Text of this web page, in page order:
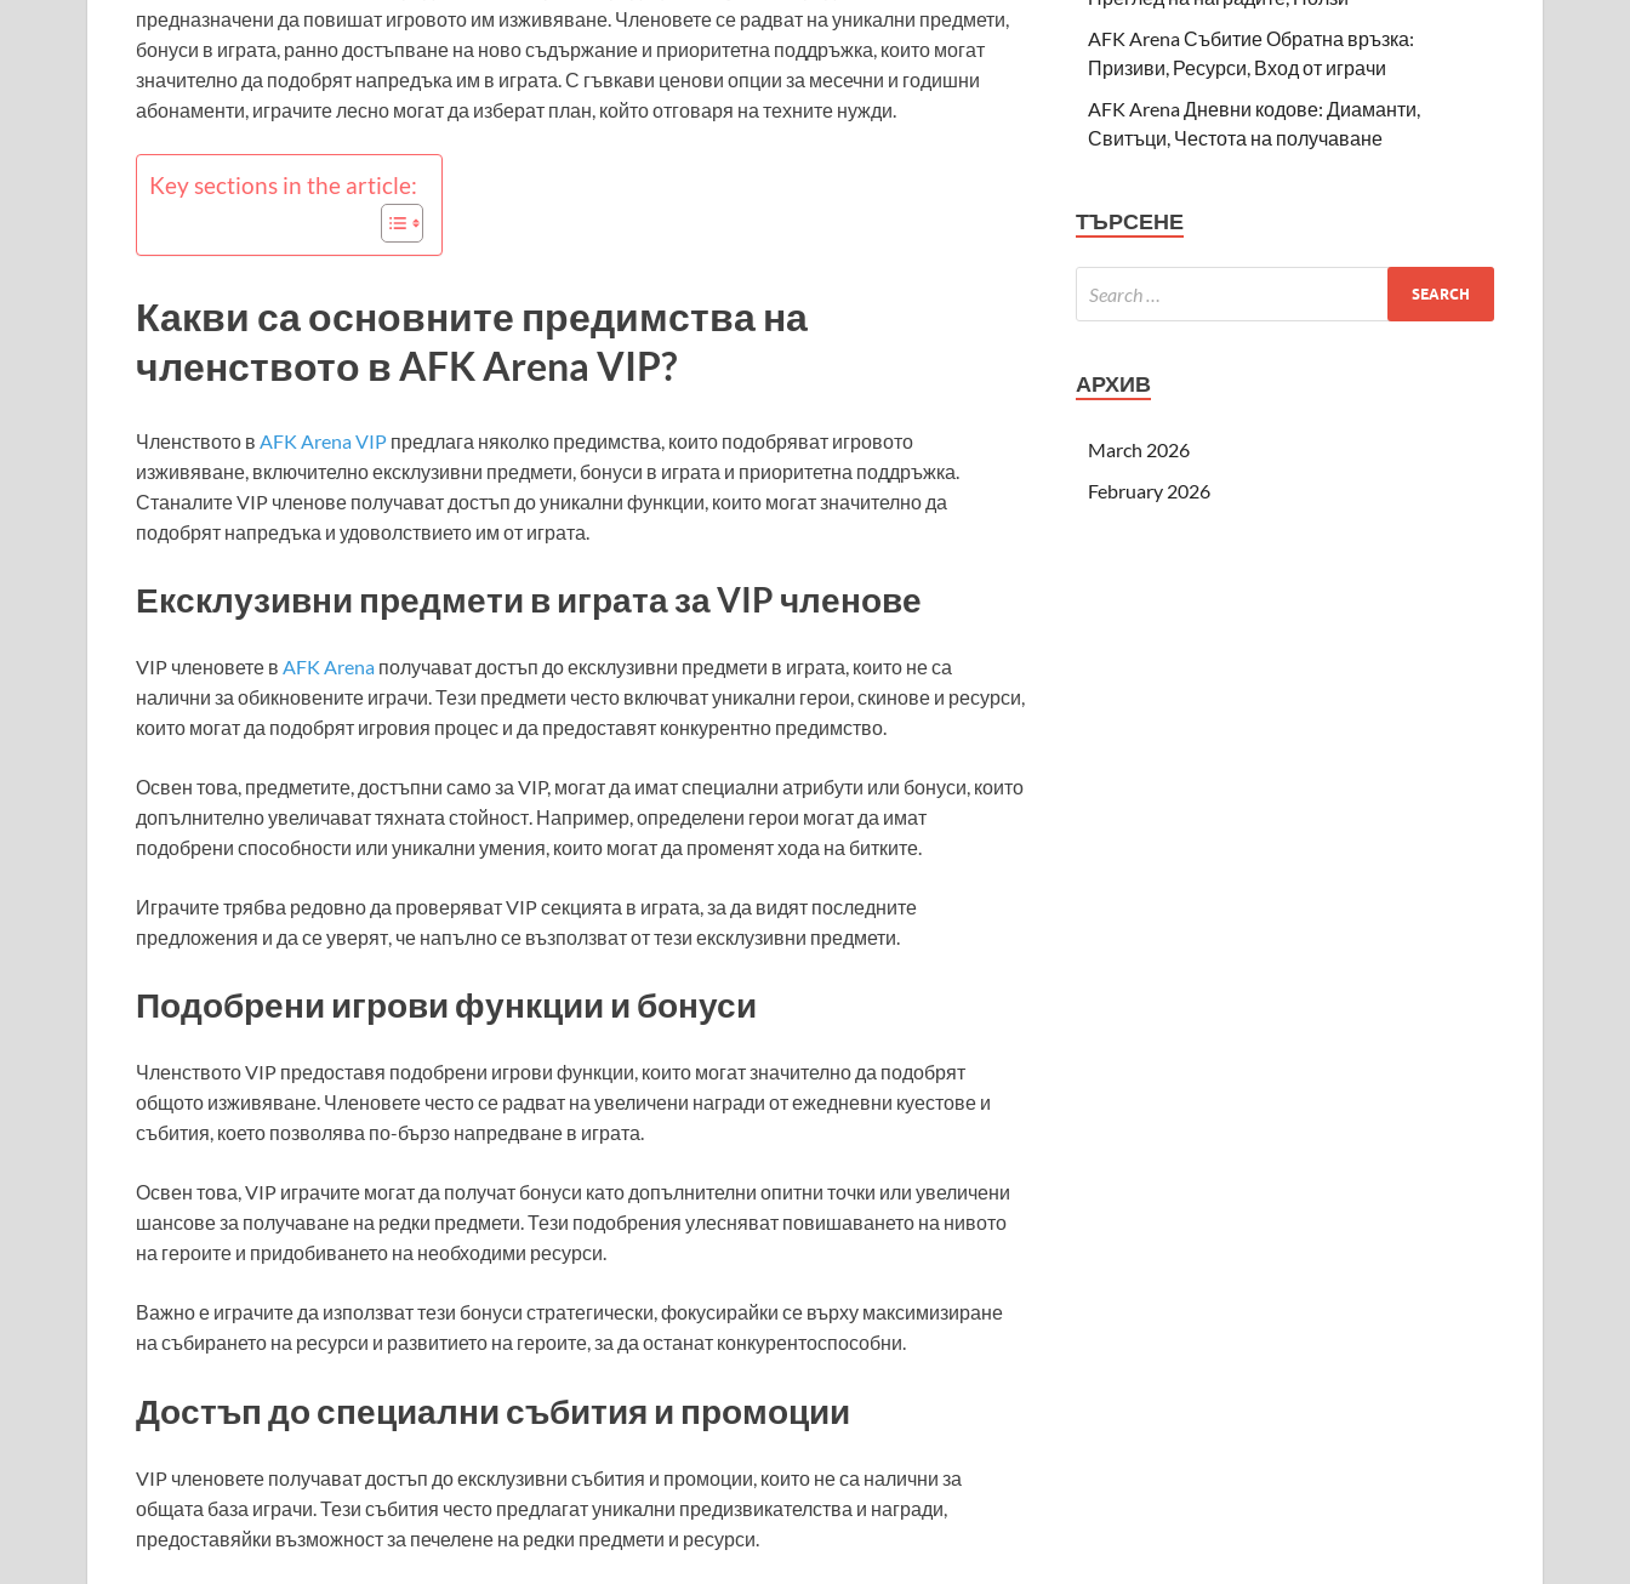
предназначени да повишат игровото им изживяване. Членовете се радват на уникални предмети,
бонуси в играта, ранно достъпване на ново съдържание и приоритетна поддръжка, които могат
значително да подобрят напредъка им в играта. С гъвкави ценови опции за месечни и годишни
абонаменти, играчите лесно могат да изберат план, който отговаря на техните нужди.
Key sections in the article:
Какви са основните предимства на
членството в AFK Arena VIP?
Членството в AFK Arena VIP предлага няколко предимства, които подобряват игровото
изживяване, включително ексклузивни предмети, бонуси в играта и приоритетна поддръжка.
Станалите VIP членове получават достъп до уникални функции, които могат значително да
подобрят напредъка и удоволствието им от играта.
Ексклузивни предмети в играта за VIP членове
VIP членовете в AFK Arena получават достъп до ексклузивни предмети в играта, които не са
налични за обикновените играчи. Тези предмети често включват уникални герои, скинове и ресурси,
които могат да подобрят игровия процес и да предоставят конкурентно предимство.
Освен това, предметите, достъпни само за VIP, могат да имат специални атрибути или бонуси, които
допълнително увеличават тяхната стойност. Например, определени герои могат да имат
подобрени способности или уникални умения, които могат да променят хода на битките.
Играчите трябва редовно да проверяват VIP секцията в играта, за да видят последните
предложения и да се уверят, че напълно се възползват от тези ексклузивни предмети.
Подобрени игрови функции и бонуси
Членството VIP предоставя подобрени игрови функции, които могат значително да подобрят
общото изживяване. Членовете често се радват на увеличени награди от ежедневни куестове и
събития, което позволява по-бързо напредване в играта.
Освен това, VIP играчите могат да получат бонуси като допълнителни опитни точки или увеличени
шансове за получаване на редки предмети. Тези подобрения улесняват повишаването на нивото
на героите и придобиването на необходими ресурси.
Важно е играчите да използват тези бонуси стратегически, фокусирайки се върху максимизиране
на събирането на ресурси и развитието на героите, за да останат конкурентоспособни.
Достъп до специални събития и промоции
VIP членовете получават достъп до ексклузивни събития и промоции, които не са налични за
общата база играчи. Тези събития често предлагат уникални предизвикателства и награди,
предоставяйки възможност за печелене на редки предмети и ресурси.
AFK Arena Събитие Обратна връзка:
Призиви, Ресурси, Вход от играчи
AFK Arena Дневни кодове: Диаманти,
Свитъци, Честота на получаване
ТЪРСЕНЕ
АРХИВ
March 2026
February 2026